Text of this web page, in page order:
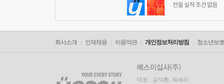
회사소개 인재채용 이용약관 개인정보처리방침 청소년보
대표 : 김석환, 최세라